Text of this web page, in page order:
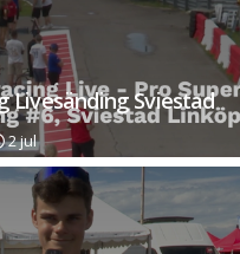
Livesänding Sviestad
2 jul